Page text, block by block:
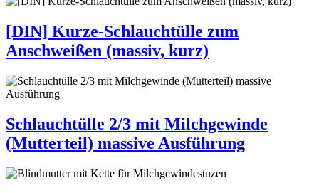
[DIN] Kurze-Schlauchtülle zum
Anschweißen (massiv, kurz)
Schlauchtülle 2/3 mit Milchgewinde
(Mutterteil) massive Ausführung